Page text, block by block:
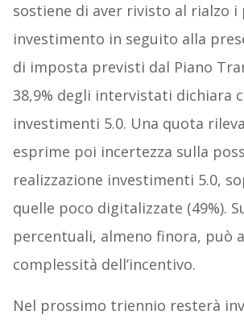
sostiene di aver rivisto al rialzo
investimento in seguito alla
di imposta previsti dal Piano
38,9% degli intervistati dichiara
investimenti 5.0. Una quota
esprime poi incertezza sulla
realizzazione investimenti 5.0,
quelle poco digitalizzate (49%).
percentuali, almeno finora, può
complessità dell’incentivo.
Nel prossimo triennio resterà